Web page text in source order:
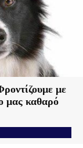
με
μας καθαρό